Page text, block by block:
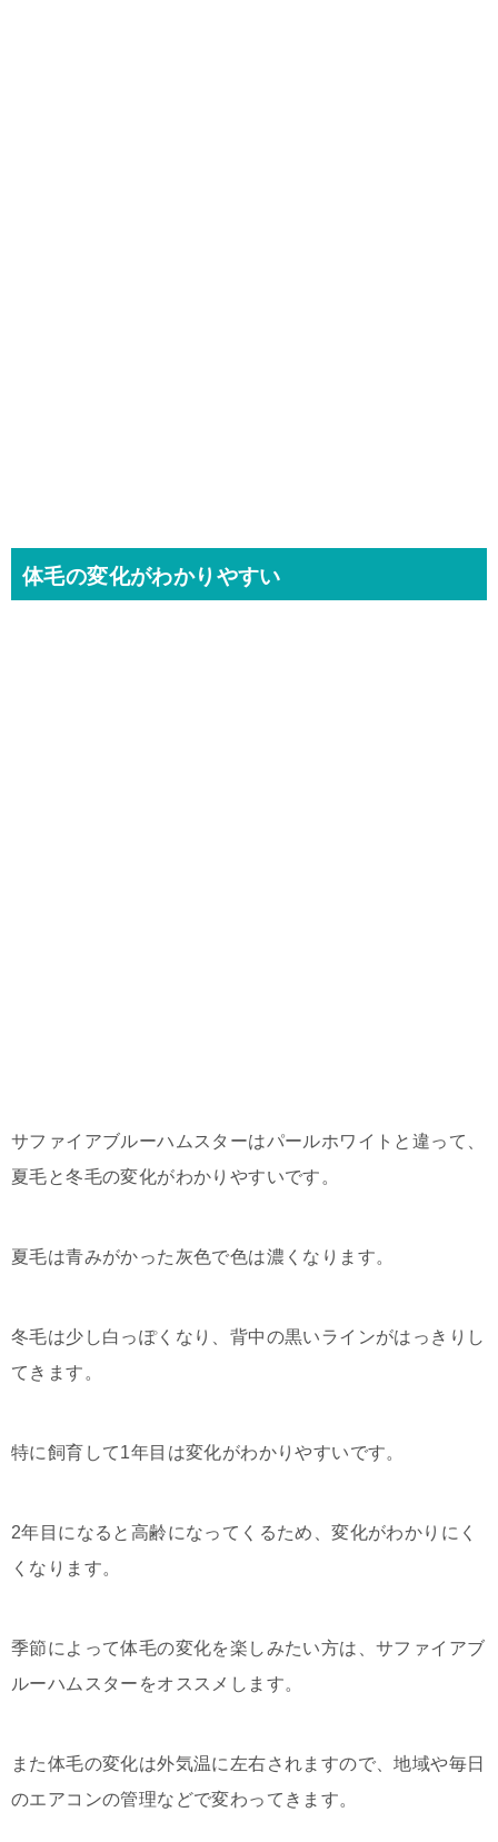
体毛の変化がわかりやすい
サファイアブルーハムスターはパールホワイトと違って、
夏毛と冬毛の変化がわかりやすいです。
夏毛は青みがかった灰色で色は濃くなります。
冬毛は少し白っぽくなり、背中の黒いラインがはっきりし
てきます。
特に飼育して1年目は変化がわかりやすいです。
2年目になると高齢になってくるため、変化がわかりにく
くなります。
季節によって体毛の変化を楽しみたい方は、サファイアブ
ルーハムスターをオススメします。
また体毛の変化は外気温に左右されますので、地域や毎日
のエアコンの管理などで変わってきます。